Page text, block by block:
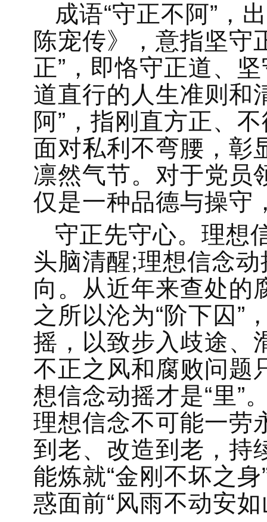
成语“守正不阿”，
陈宠传》，意指坚守
正”，即恪守正道、
道直行的人生准则和
阿”，指刚直方正、
面对私利不弯腰，彰
凛然气节。对于党员
仅是一种品德与操守
守正先守心。理想
头脑清醒;理想信念
向。从近年来查处的
之所以沦为“阶下囚”
摇，以致步入歧途、
不正之风和腐败问题
想信念动摇才是“里”
理想信念不可能一劳
到老、改造到老，持
能炼就“金刚不坏之
惑面前“风雨不动安如